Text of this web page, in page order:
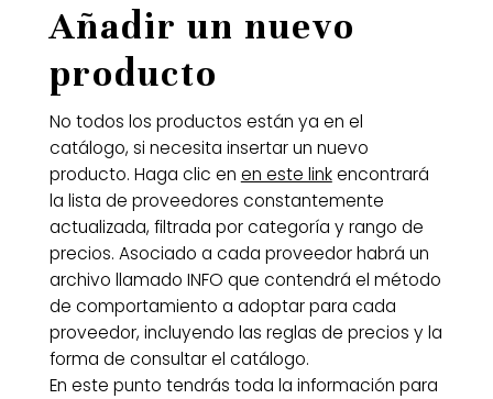
Añadir un nuevo
producto
No todos los productos están ya en el
catálogo, si necesita insertar un nuevo
producto. Haga clic en en este linkencontrará
la lista de proveedores constantemente
actualizada, filtrada por categoría y rango de
precios. Asociado a cada proveedor habrá un
archivo llamado INFO que contendrá el método
de comportamiento a adoptar para cada
proveedor, incluyendo las reglas de precios y la
forma de consultar el catálogo.
En este punto tendrás toda la información para